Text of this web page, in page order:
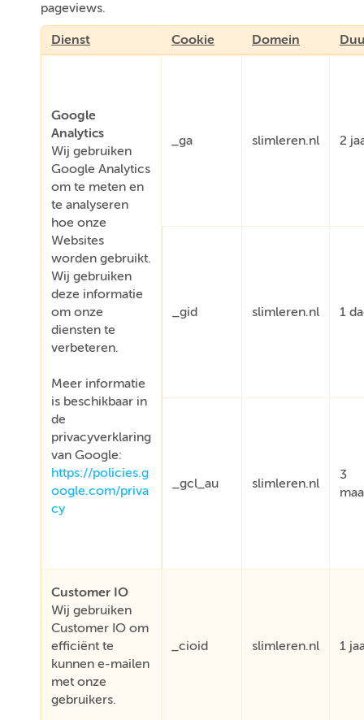
pageviews.
Dienst Cookie Domein
Google
Analytics
Wij gebruiken
Google Analytics
om te meten en
te analyseren
hoe onze
Websites
worden gebruikt.
Wij gebruiken
deze informatie
om onze
diensten te
verbeteren.
Meer informatie
is beschikbaar in
de
privacyverklaring
van Google:
https://policies.g
oogle.com/priva
cy
_ga slimleren.nl 2
_gid slimleren.nl 1
_gcl_au slimleren.nl
3
Customer IO
Wij gebruiken
Customer IO om
efficiënt te
kunnen e-mailen
met onze
gebruikers.
_cioid slimleren.nl 1